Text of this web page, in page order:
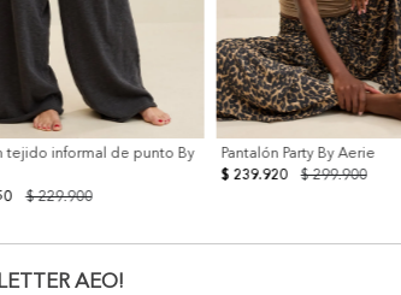
tejido informal de punto By
$ 229.900
Pantalón Party By Aerie
$ 299.900
$ 239.920
AEO!